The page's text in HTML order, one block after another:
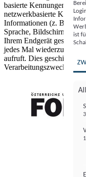
basierte Kennungen,
netzwerkbasierte
Informationen (z. B.
Sprache,
Ihrem Endgerät
jedes Mal
aufruft. Dies geschieht für
Verarbeitungszwecke.
ist
FONDS